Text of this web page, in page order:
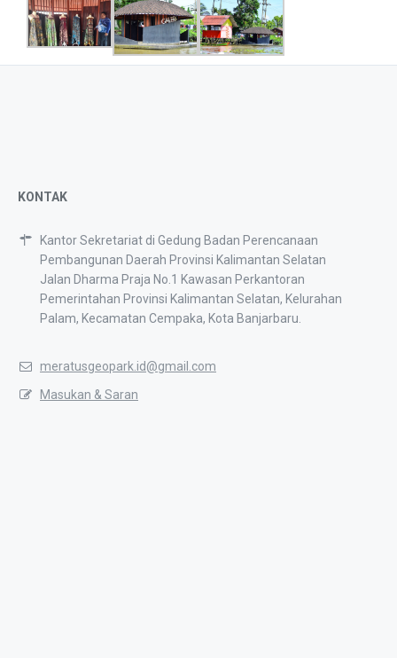
KONTAK
Kantor Sekretariat di Gedung Badan Perencanaan
Pembangunan Daerah Provinsi Kalimantan Selatan
Jalan Dharma Praja No.1 Kawasan Perkantoran
Pemerintahan Provinsi Kalimantan Selatan, Kelurahan
Palam, Kecamatan Cempaka, Kota Banjarbaru.
meratusgeopark.id@gmail.com
Masukan & Saran